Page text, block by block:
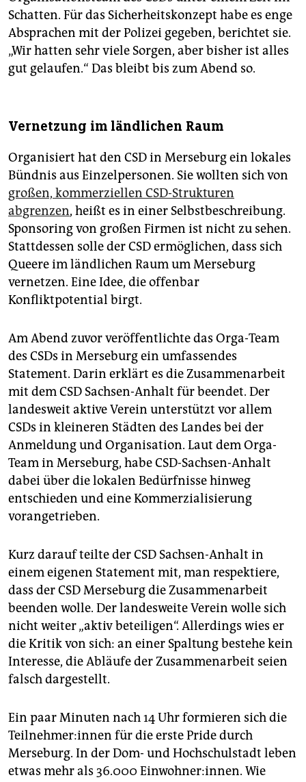
Schatten. Für das Sicherheitskonzept habe es enge
Absprachen mit der Polizei gegeben, berichtet sie.
„Wir hatten sehr viele Sorgen, aber bisher ist alles
gut gelaufen.“ Das bleibt bis zum Abend so.
Vernetzung im ländlichen Raum
Organisiert hat den CSD in Merseburg ein lokales
Bündnis aus Einzelpersonen. Sie wollten sich von
großen, kommerziellen CSD-Strukturen
abgrenzen, heißt es in einer Selbstbeschreibung.
Sponsoring von großen Firmen ist nicht zu sehen.
Stattdessen solle der CSD ermöglichen, dass sich
Queere im ländlichen Raum um Merseburg
vernetzen. Eine Idee, die offenbar
Konfliktpotential birgt.
Am Abend zuvor veröffentlichte das Orga-Team
des CSDs in Merseburg ein umfassendes
Statement. Darin erklärt es die Zusammenarbeit
mit dem CSD Sachsen-Anhalt für beendet. Der
landesweit aktive Verein unterstützt vor allem
CSDs in kleineren Städten des Landes bei der
Anmeldung und Organisation. Laut dem Orga-
Team in Merseburg, habe CSD-Sachsen-Anhalt
dabei über die lokalen Bedürfnisse hinweg
entschieden und eine Kommerzialisierung
vorangetrieben.
Kurz darauf teilte der CSD Sachsen-Anhalt in
einem eigenen Statement mit, man respektiere,
dass der CSD Merseburg die Zusammenarbeit
beenden wolle. Der landesweite Verein wolle sich
nicht weiter „aktiv beteiligen“. Allerdings wies er
die Kritik von sich: an einer Spaltung bestehe kein
Interesse, die Abläufe der Zusammenarbeit seien
falsch dargestellt.
Ein paar Minuten nach 14 Uhr formieren sich die
Teil­neh­me­r:in­nen für die erste Pride durch
Merseburg. In der Dom- und Hochschulstadt leben
etwas mehr als 36.000 Einwohner:innen. Wie